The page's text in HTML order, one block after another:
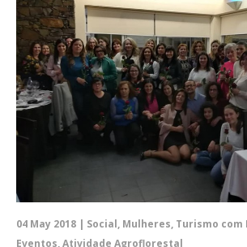
04 May 2018 | Social, Mulheres, Turismo
Eventos, Atividade Agroflorestal